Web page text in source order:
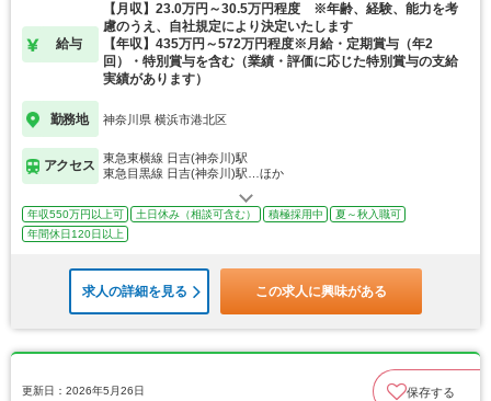
給与
【月収】23.0万円～30.5万円程度 ※年齢、経験、能力を考
慮のうえ、自社規定により決定いたします
【年収】435万円～572万円程度※月給・定期賞与（年2
回）・特別賞与を含む（業績・評価に応じた特別賞与の支給
実績があります）
勤務地 神奈川県 横浜市港北区
アクセス
東急東横線 日吉(神奈川)駅
東急目黒線 日吉(神奈川)駅…ほか
年収550万円以上可 土日休み（相談可含む） 積極採用中
夏～秋入職可
年間休日120日以上
求人の詳細を見る この求人に興味がある
更新日：2026年5月26日 保存する